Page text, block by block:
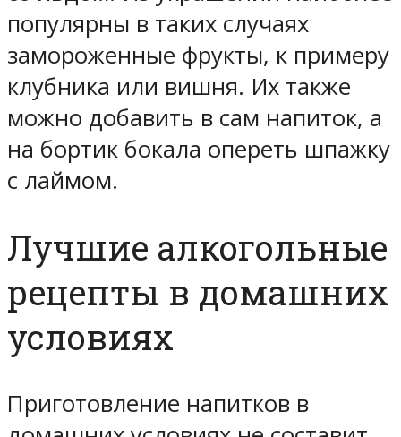
популярны в таких случаях
замороженные фрукты, к примеру
клубника или вишня. Их также
можно добавить в сам напиток, а
на бортик бокала опереть шпажку
с лаймом.
Лучшие алкогольные
рецепты в домашних
условиях
Приготовление напитков в